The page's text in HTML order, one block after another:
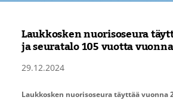
Laukkosken nuorisoseura
ja seuratalo 105 vuotta
29.12.2024
Laukkosken nuorisoseura täyttää vuonna